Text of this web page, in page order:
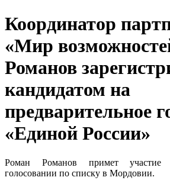
Координатор
«Мир
Романов
кандидатом на
предварительное
«Единой России»
Роман Романов примет участие
голосовании по списку в Мордовии.